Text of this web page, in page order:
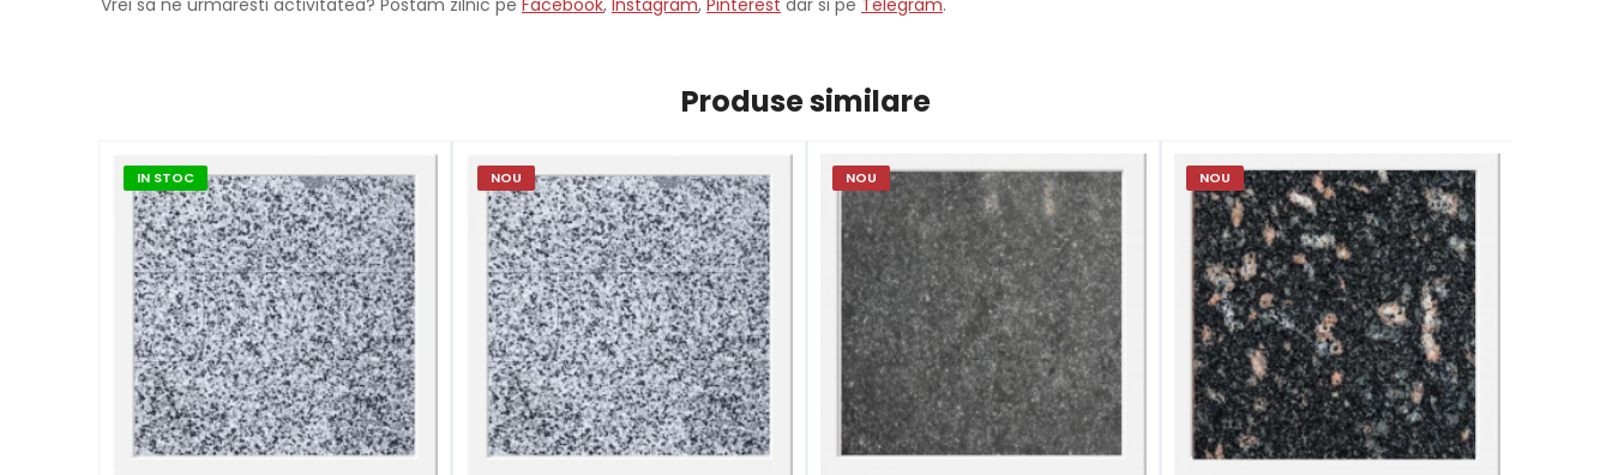
Vrei sa ne urmaresti activitatea? Postam zilnic pe Facebook, Instagram, Pinterest dar si pe Telegram.
Produse similare
IN STOC NOU NOU NOU